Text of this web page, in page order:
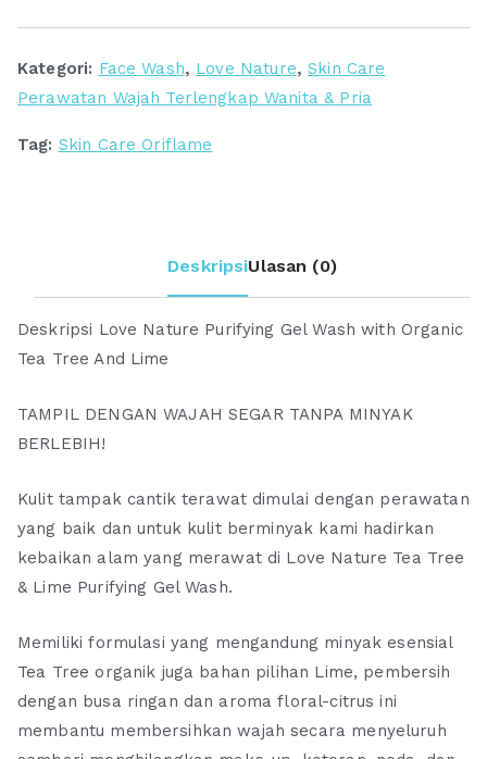
Organic
Tea
And
Kategori: Face Wash, Love Nature,Skin Care
Perawatan Wajah Terlengkap Wanita & Pria
Tag: Skin Care Oriflame
DeskripsiUlasan (0)
Deskripsi Love Nature Purifying Gel Wash with Organic
Tea Tree And Lime
TAMPIL DENGAN WAJAH SEGAR TANPA MINYAK
BERLEBIH!
Kulit tampak cantik terawat dimulai dengan perawatan
yang baik dan untuk kulit berminyak kami hadirkan
kebaikan alam yang merawat di Love Nature Tea Tree
& Lime Purifying Gel Wash.
Memiliki formulasi yang mengandung minyak esensial
Tea Tree organik juga bahan pilihan Lime, pembersih
dengan busa ringan dan aroma floral-citrus ini
membantu membersihkan wajah secara menyeluruh